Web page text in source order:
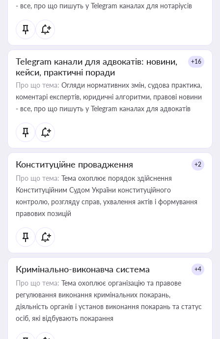
- все, про що пишуть у Telegram каналах для нотаріусів
Telegram канали для адвокатів: новини,
кейси, практичні поради
+16
Про що тема: Огляди нормативних змін, судова практика,
коментарі експертів, юридичні алгоритми, правові новини
- все, про що пишуть у Telegram каналах для адвокатів
Конституційне провадження +2
Про що тема: Тема охоплює порядок здійснення
Конституційним Судом України конституційного
контролю, розгляду справ, ухвалення актів і формування
правових позицій
Кримінально-виконавча система +4
Про що тема: Тема охоплює організацію та правове
регулювання виконання кримінальних покарань,
діяльність органів і установ виконання покарань та статус
осіб, які відбувають покарання